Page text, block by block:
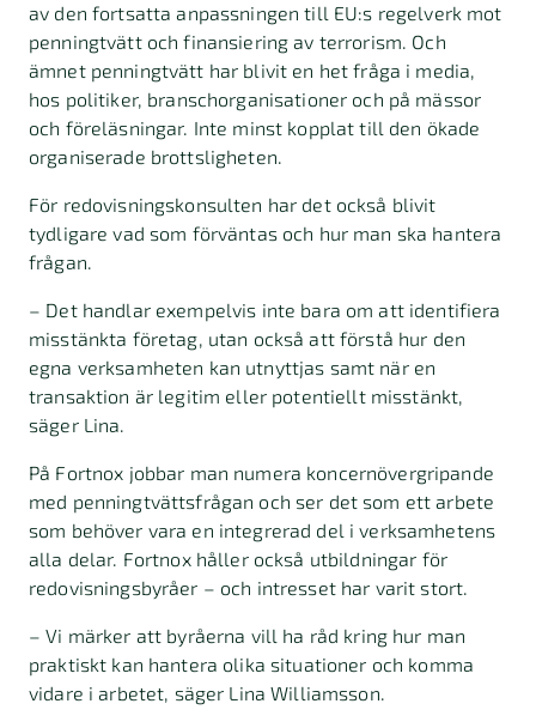
av den fortsatta anpassningen till EU:s regelverk mot
penningtvätt och finansiering av terrorism. Och
ämnet penningtvätt har blivit en het fråga i media,
hos politiker, branschorganisationer och på mässor
och föreläsningar. Inte minst kopplat till den ökade
organiserade brottsligheten.
För redovisningskonsulten har det också blivit
tydligare vad som förväntas och hur man ska hantera
frågan.
– Det handlar exempelvis inte bara om att identifiera
misstänkta företag, utan också att förstå hur den
egna verksamheten kan utnyttjas samt när en
transaktion är legitim eller potentiellt misstänkt,
säger Lina.
På Fortnox jobbar man numera koncernövergripande
med penningtvättsfrågan och ser det som ett arbete
som behöver vara en integrerad del i verksamhetens
alla delar. Fortnox håller också utbildningar för
redovisningsbyråer – och intresset har varit stort.
– Vi märker att byråerna vill ha råd kring hur man
praktiskt kan hantera olika situationer och komma
vidare i arbetet, säger Lina Williamsson.